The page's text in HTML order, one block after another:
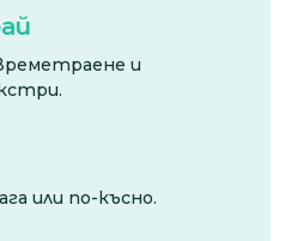
и
или по-късно.